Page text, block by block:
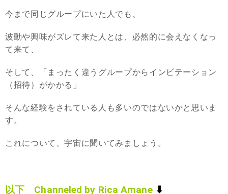
今まで同じグループにいた人でも、
波動や興味がズレて来た人とは、必然的に会えなくなっ
て来て、
そして、「まったく違うグループからインビテーション
（招待）がかかる」
そんな経験をされている人も多いのではないかと思いま
す。
これについて、宇宙に聞いてみましょう。
以下 Channeled by Rica Amane⬇︎